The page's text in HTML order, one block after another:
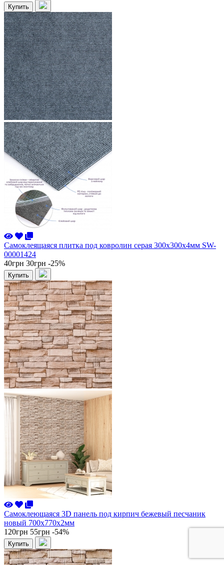
Купить
Самоклеящаяся плитка под ковролин серая 300х300х4мм SW-
00001424
40грн 30грн -25%
Купить
Самоклеющаяся 3D панель под кирпич бежевый песчаник
новый 700x770x2мм
120грн 55грн -54%
Купить